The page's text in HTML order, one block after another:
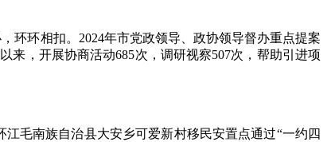
环相扣。2024年市党政领导、政协领导督办重点提案
来，开展协商活动685次，调研视察507次，帮助引进项
毛南族自治县大安乡可爱新村移民安置点通过“一约四